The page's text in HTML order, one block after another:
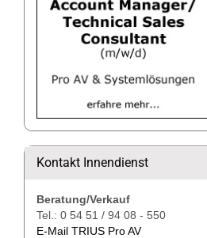
Kontakt Innendienst
Beratung/Verkauf
Tel.: 0 54 51 / 94 08 - 550
E-Mail TRIUS Pro AV